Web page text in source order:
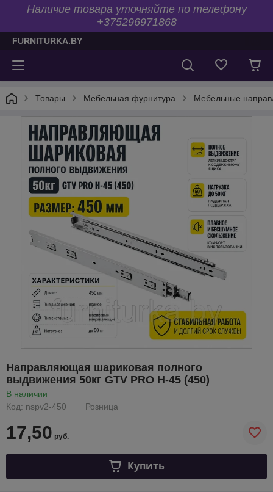
Наличие товара уточняйте по телефону
+375296971868
FURNITURKA.BY
Товары Мебельная фурнитура Мебельные
Направляющая шариковая полного
выдвижения 50кг GTV PRO H-45 (450)
В наличии
Код: nspv2-450
Розница
17,50 руб.
Купить